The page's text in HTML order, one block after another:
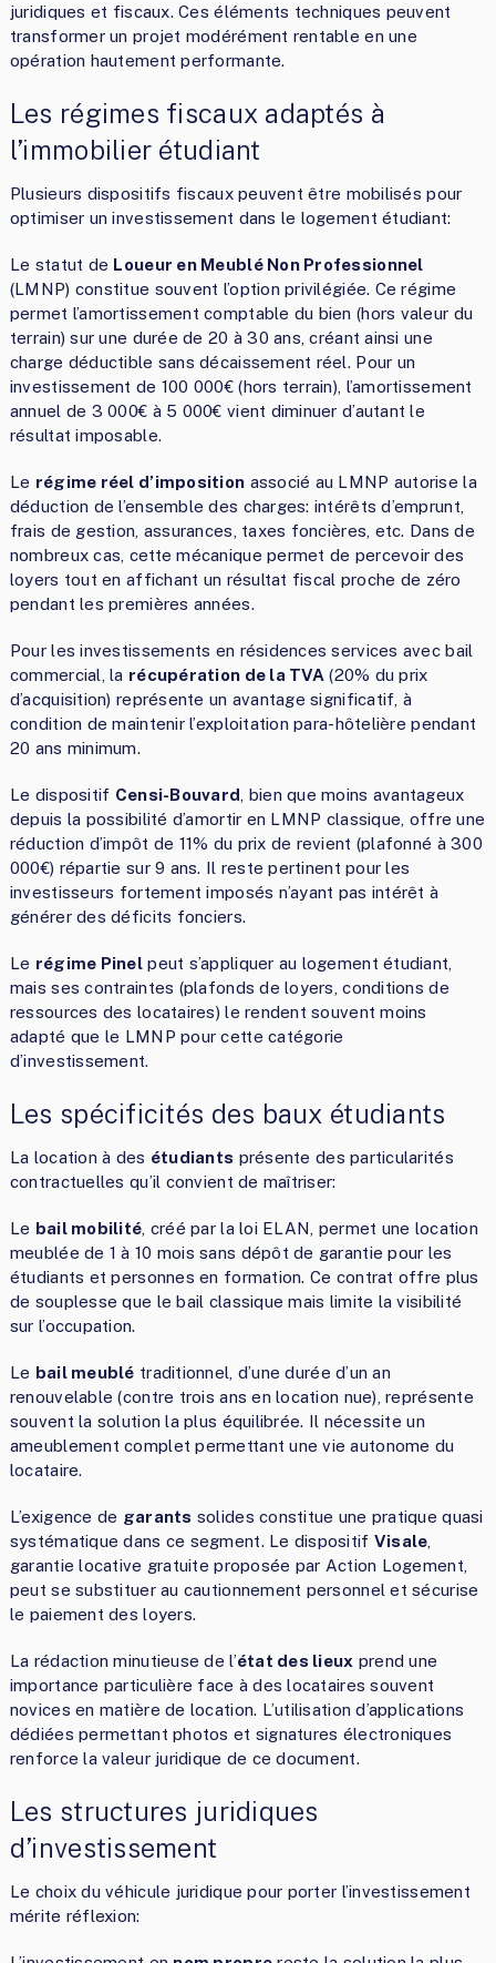
juridiques et fiscaux. Ces éléments techniques peuvent
transformer un projet modérément rentable en une
opération hautement performante.
Les régimes fiscaux adaptés à
l’immobilier étudiant
Plusieurs dispositifs fiscaux peuvent être mobilisés pour
optimiser un investissement dans le logement étudiant:
Le statut de Loueur en Meublé Non Professionnel
(LMNP) constitue souvent l’option privilégiée. Ce régime
permet l’amortissement comptable du bien (hors valeur du
terrain) sur une durée de 20 à 30 ans, créant ainsi une
charge déductible sans décaissement réel. Pour un
investissement de 100 000€ (hors terrain), l’amortissement
annuel de 3 000€ à 5 000€ vient diminuer d’autant le
résultat imposable.
Le régime réel d’imposition associé au LMNP autorise la
déduction de l’ensemble des charges: intérêts d’emprunt,
frais de gestion, assurances, taxes foncières, etc. Dans de
nombreux cas, cette mécanique permet de percevoir des
loyers tout en affichant un résultat fiscal proche de zéro
pendant les premières années.
Pour les investissements en résidences services avec bail
commercial, la récupération de la TVA (20% du prix
d’acquisition) représente un avantage significatif, à
condition de maintenir l’exploitation para-hôtelière pendant
20 ans minimum.
Le dispositif Censi-Bouvard , bien que moins avantageux
depuis la possibilité d’amortir en LMNP classique, offre une
réduction d’impôt de 11% du prix de revient (plafonné à 300
000€) répartie sur 9 ans. Il reste pertinent pour les
investisseurs fortement imposés n’ayant pas intérêt à
générer des déficits fonciers.
Le régime Pinel peut s’appliquer au logement étudiant,
mais ses contraintes (plafonds de loyers, conditions de
ressources des locataires) le rendent souvent moins
adapté que le LMNP pour cette catégorie
d’investissement.
Les spécificités des baux étudiants
La location à des étudiants présente des particularités
contractuelles qu’il convient de maîtriser:
Le bail mobilité , créé par la loi ELAN, permet une location
meublée de 1 à 10 mois sans dépôt de garantie pour les
étudiants et personnes en formation. Ce contrat offre plus
de souplesse que le bail classique mais limite la visibilité
sur l’occupation.
Le bail meublé traditionnel, d’une durée d’un an
renouvelable (contre trois ans en location nue), représente
souvent la solution la plus équilibrée. Il nécessite un
ameublement complet permettant une vie autonome du
locataire.
L’exigence de garants solides constitue une pratique quasi
systématique dans ce segment. Le dispositif Visale
garantie locative gratuite proposée par Action Logement,
peut se substituer au cautionnement personnel et sécurise
le paiement des loyers.
La rédaction minutieuse de l’état des lieux prend une
importance particulière face à des locataires souvent
novices en matière de location. L’utilisation d’applications
dédiées permettant photos et signatures électroniques
renforce la valeur juridique de ce document.
Les structures juridiques
d’investissement
Le choix du véhicule juridique pour porter l’investissement
mérite réflexion: